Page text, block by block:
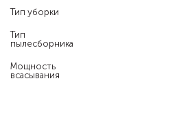
Тип уборки
Тип
пылесборника
Мощность
всасывания